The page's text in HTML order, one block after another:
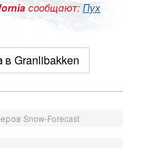
сообщают: Пух
Granlibakken
Snow-Forecast